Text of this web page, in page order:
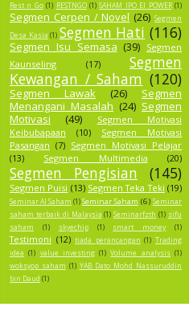
Rest n Go (1) RESTNGO (1) SAHAM IPO EI POWER (1)
Segmen Cerpen / Novel (26) Segmen
Desa Kasia (1) Segmen Hati (116)
Segmen Isu Semasa (39) Segmen
Kaunseling
(17)
Segmen
Kewangan / Saham (120)
Segmen Lawak (26)
Segmen
Menangani Masalah (24) Segmen
Motivasi
(49)
Segmen Motivasi
Keibubapaan
(10)
Segmen Motivasi
Pasangan (7) Segmen Motivasi Pelajar
(13)
Segmen Multimedia (20)
Segmen Pengisian (145)
Segmen Puisi (13) Segmen Teka Teki (19)
Seminar AI Saham (1)Seminar Saham (6) Seminar
saham terbaik di Malaysia (1) Seminarfzth (1) sifu
saham
(1) skyechip (1) smart money (1)
Testimoni (12) tiada perancangan (1) Trading
idea (1) value investing (1) Volume analysis (1)
woksyop saham (1) YAB Dato Mohd Nassuruddin
bin Daud (1)